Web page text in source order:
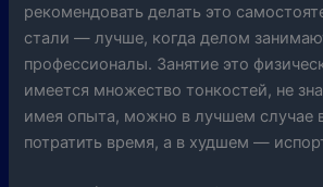
рекомендовать делать это
стали — лучше, когда делом
профессионалы. Занятие это
имеется множество тонкостей, не
имея опыта, можно в лучшем случае
потратить время, а в худшем —